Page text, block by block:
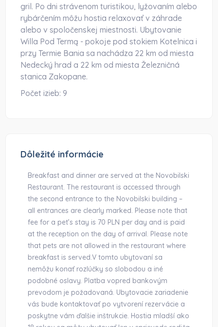
gril. Po dni strávenom turistikou, lyžovaním alebo
rybárčením môžu hostia relaxovať v záhrade
alebo v spoločenskej miestnosti. Ubytovanie
Willa Pod Termą - pokoje pod stokiem Kotelnica i
przy Termie Bania sa nachádza 22 km od miesta
Nedecký hrad a 22 km od miesta Železničná
stanica Zakopane.
Počet izieb:9
Dôležité informácie
Breakfast and dinner are served at the Novobilski
Restaurant. The restaurant is accessed through
the second entrance to the Novobilski building –
all entrances are clearly marked. Please note that
fee for a pet’s stay is 70 PLN per day and is paid
at the reception on the day of arrival. Please note
that pets are not allowed in the restaurant where
breakfast is served.V tomto ubytovaní sa
nemôžu konať rozlúčky so slobodou a iné
podobné oslavy. Platba vopred bankovým
prevodom je požadovaná. Ubytovacie zariadenie
vás bude kontaktovať po vytvorení rezervácie a
poskytne vám ďalšie inštrukcie. Hostia mladší ako